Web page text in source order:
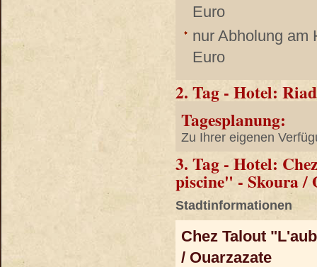
Euro
nur Abholung am
Euro
2. Tag - Hotel:
Tagesplanung:
Zu Ihrer eigenen
3. Tag - Hotel:
piscine" - Skoura /
Stadtinformationen
Chez Talout
/ Ouarzazate